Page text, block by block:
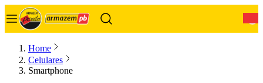
Home
Celulares
Smartphone